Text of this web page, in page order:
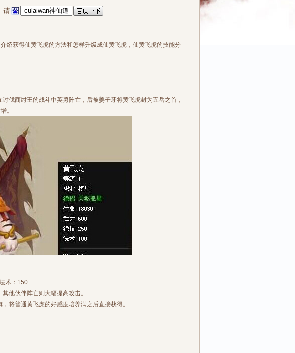
请
绍获得仙黄飞虎的方法和怎样升级成仙黄飞虎，仙黄飞虎的技能分
伐商纣王的战斗中英勇阵亡，后被姜子牙将黄飞虎封为五岳之首，
。
术：150
他伙伴阵亡则大幅提高攻击。
将普通黄飞虎的好感度培养满之后直接获得。